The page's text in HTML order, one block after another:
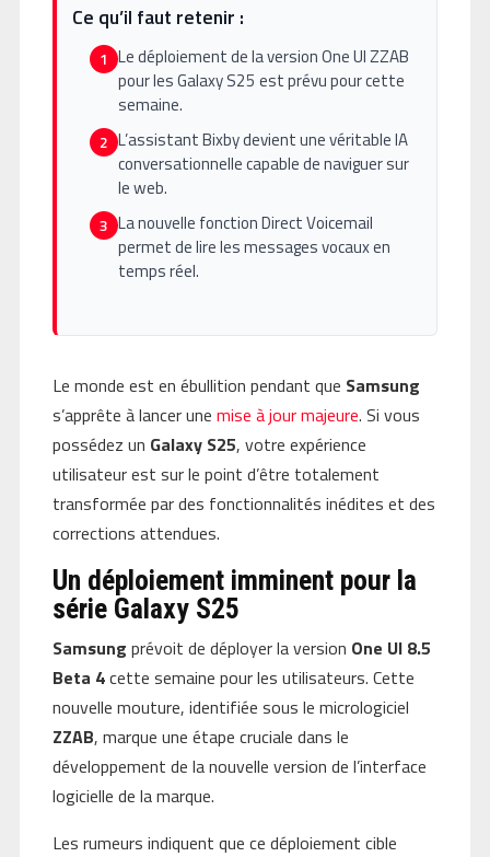
Ce qu’il faut retenir :
1 Le déploiement de la version One UI ZZAB
pour les Galaxy S25 est prévu pour cette
semaine.
2 L’assistant Bixby devient une véritable IA
conversationnelle capable de naviguer sur
le web.
3 La nouvelle fonction Direct Voicemail
permet de lire les messages vocaux en
temps réel.
Le monde est en ébullition pendant que Samsung
s’apprête à lancer une mise à jour majeure. Si vous
possédez un Galaxy S25, votre expérience
utilisateur est sur le point d’être totalement
transformée par des fonctionnalités inédites et des
corrections attendues.
Un déploiement imminent pour la
série Galaxy S25
Samsung prévoit de déployer la version One UI 8.5
Beta 4cette semaine pour les utilisateurs. Cette
nouvelle mouture, identifiée sous le micrologiciel
ZZAB, marque une étape cruciale dans le
développement de la nouvelle version de l’interface
logicielle de la marque.
Les rumeurs indiquent que ce déploiement cible